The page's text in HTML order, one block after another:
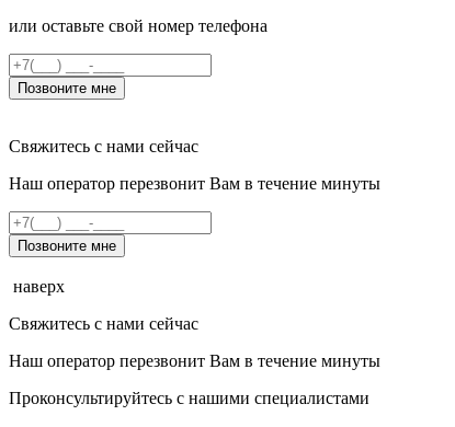
или оставьте свой номер телефона
Позвоните мне
Свяжитесь с нами сейчас
Наш оператор перезвонит Вам в течение минуты
Позвоните мне
наверх
Свяжитесь с нами сейчас
Наш оператор перезвонит Вам в течение минуты
Проконсультируйтесь с нашими специалистами